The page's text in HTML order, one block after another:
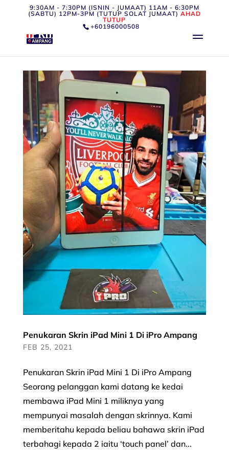
9:30AM - 7:30PM (ISNIN - JUMAAT) 11AM - 6:30PM
(SABTU) 12PM-3PM (TUTUP SOLAT JUMAAT) AHAD
TUTUP
+60196000508
Penukaran Skrin iPad Mini 1 Di iPro Ampang
FEB 25, 2021
Penukaran Skrin iPad Mini 1 Di iPro Ampang
Seorang pelanggan kami datang ke kedai
membawa iPad Mini 1 miliknya yang
mempunyai masalah dengan skrinnya. Kami
memberitahu kepada beliau bahawa skrin iPad
terbahagi kepada 2 iaitu ‘touch panel’ dan...